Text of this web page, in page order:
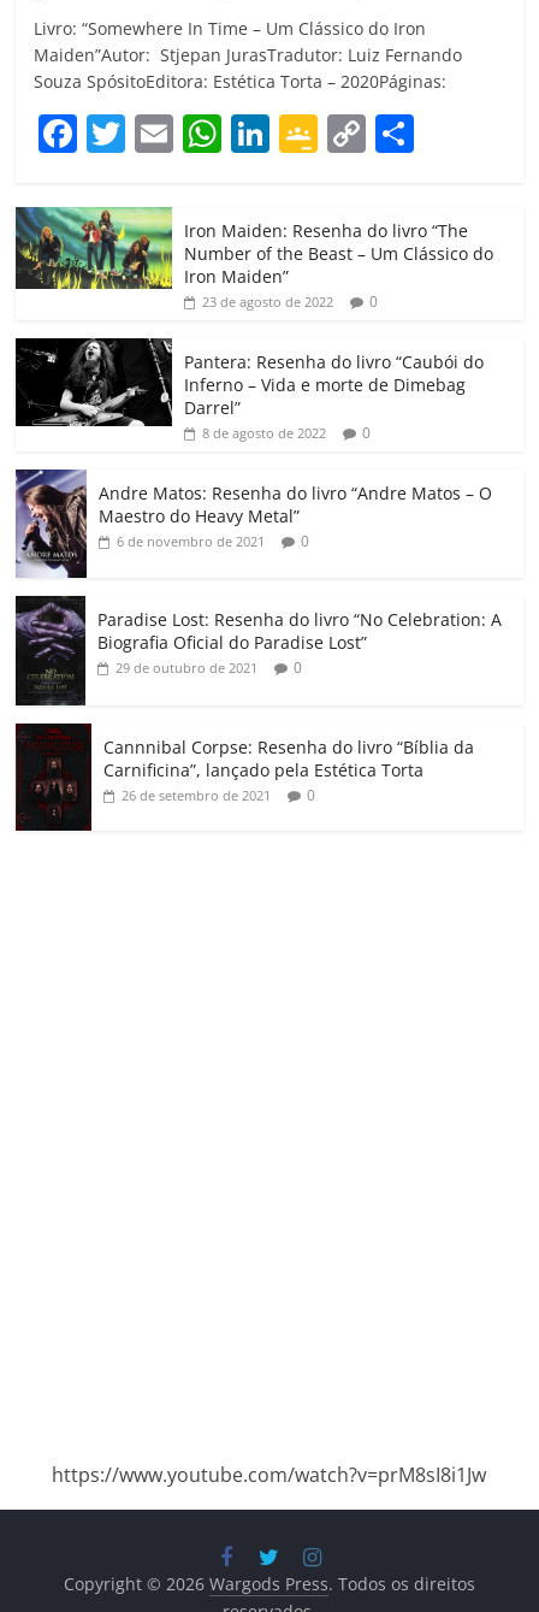
Livro: “Somewhere In Time – Um Clássico do Iron
Maiden”Autor: Stjepan JurasTradutor: Luiz Fernando
Souza SpósitoEditora: Estética Torta – 2020Páginas:
F
c
e
b
o
o
k
T
itt
er
E W
at
s
A
p
Li
e
dI
G
gl
e
Cl
a
ss
ro
o
C
p
y
Li
k
m
p
h
ar
Iron Maiden: Resenha do livro “The
Number of the Beast – Um Clássico do
Iron Maiden”
23 de agosto de 2022 0
Pantera: Resenha do livro “Caubói do
Inferno – Vida e morte de Dimebag
Darrel”
8 de agosto de 2022 0
Andre Matos: Resenha do livro “Andre Matos – O
Maestro do Heavy Metal”
6 de novembro de 2021 0
Paradise Lost: Resenha do livro “No Celebration: A
Biografia Oficial do Paradise Lost”
29 de outubro de 2021 0
Cannnibal Corpse: Resenha do livro “Bíblia da
Carnificina”, lançado pela Estética Torta
26 de setembro de 2021 0
https://www.youtube.com/watch?v=prM8sI8i1Jw
Copyright © 2026 Wargods Press. Todos os direitos